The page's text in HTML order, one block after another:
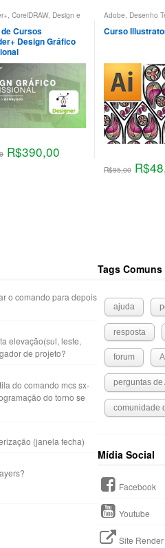
, CorelDRAW, Design e
Illustrator
,Photoshop,
Cursos
Design Gráfico
R$390,00
Adobe, Desenho
de Produto
Técnico,Design
Moda
Curso
R$95,00 R$
o comando para depois
elevação(sul, leste,
de projeto?
do comando mcs sx-
do torno se
(janela fecha)
Tags Comuns
ajuda
resposta
forum
perguntas de
comunidade
Mídia Social
Facebook
Youtube
Site Render